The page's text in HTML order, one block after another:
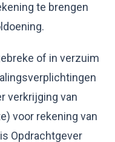
te brengen
of in verzuim
verkrijging van
voor rekening van
Opdrachtgever